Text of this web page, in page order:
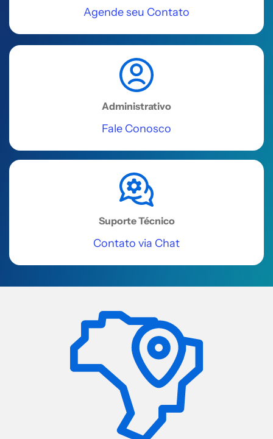
SL 4C - Centro
Av. Floriano Peixoto, 615 - Salas 706
e 707, Centro
Acessar
Uberaba
Teófilo Otoni
Av. Luiz Boali, 308 - sala 102 -
Centro
Agende seu Contato
Administrativo
Fale Conosco
Suporte Técnico
Contato via Chat